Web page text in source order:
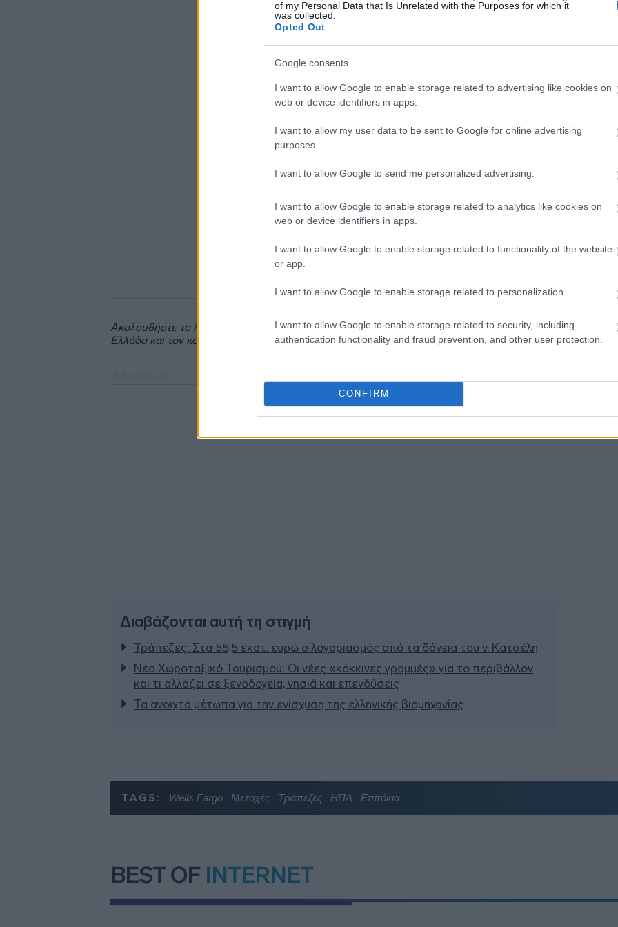
of my Personal Data that Is Unrelated with the Purposes for which it
was collected.
Opted Out
Google consents
I want to allow Google to enable storage related to advertising like cookies on
web or device identifiers in apps.
I want to allow my user data to be sent to Google for online advertising
purposes.
I want to allow Google to send me personalized advertising.
I want to allow Google to enable storage related to analytics like cookies on
web or device identifiers in apps.
I want to allow Google to enable storage related to functionality of the website
or app.
I want to allow Google to enable storage related to personalization.
I want to allow Google to enable storage related to security, including
authentication functionality and fraud prevention, and other user protection.
CONFIRM
Ακολουθήστε το insider.gr στο Google Newsκαι μάθετε πρώτοι όλες τιςειδήσειςαπό την
Ελλάδα και τον κόσμο.
Διαβάζονται αυτή τη στιγμή
Τράπεζες: Στα 55,5 εκατ. ευρώ ο λογαριασμός από τα δάνεια του ν. Κατσέλη
Νέο Χωροταξικό Τουρισμού: Οι νέες «κόκκινες γραμμές» για το περιβάλλον
και τι αλλάζει σε ξενοδοχεία, νησιά και επενδύσεις
Τα ανοιχτά μέτωπα για την ενίσχυση της ελληνικής βιομηχανίας
22:00
21:39
TAGS: Wells Fargo Μετοχές Τράπεζες ΗΠΑ Επιτόκια
BEST OF INTERNET